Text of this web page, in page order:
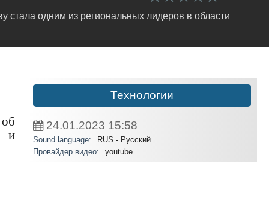
стала одним из региональных лидеров в области
и
Технологии
24.01.2023 15:58
Sound language:
RUS - Русский
Провайдер видео:
youtube